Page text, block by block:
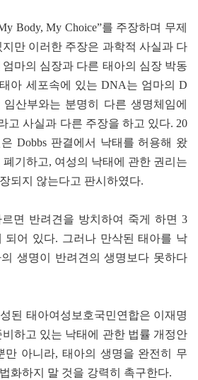
Body, My Choice”를 주장하며 무제
만 이러한 주장은 과학적 사실과 다
엄마의 심장과 다른 태아의 심장 박동
아 세포속에 있는 DNA는 엄마의 D
산부와는 분명히 다른 생명체임에
고 사실과 다른 주장을 하고 있다. 20
Dobbs 판결에서 낙태를 허용해 왔
폐기하고, 여성의 낙태에 관한 권리는
되지 않는다고 판시하였다.
면 반려견을 방치하여 죽게 하면 3
되어 있다. 그러나 만삭된 태아를 낙
생명이 반려견의 생명보다 못하다
된 태아여성보호국민연합은 이재명
하고 있는 낙태에 관한 법률 개정안
만 아니라, 태아의 생명을 완전히 무
화하지 말 것을 강력히 촉구한다.